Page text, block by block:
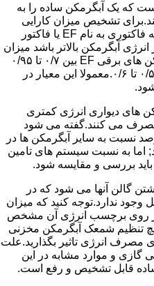
که یک آبگرمکن ساده را به
تشخیص میزان کارایی
آبگرمکن هنگام خرید آبگرمکن باید به فاکتوری به نام EF یا فاکتور
آبگرمکن بالاتر باشد میزان
کارایی آبگرمکن بیشتر است.آبگرمکن های برقی EF بین ۰/۷ تا ۰/۹۵
دارند و آبگرمکن های گازی EF بین ۰/۵ تا ۰/۶.معمولا این معیار در
های دیواری انرژی کمتری
می کنند.گفته می شود
های دیواری بین 8 تا 50 درصد نسبت به سایر آبگرمکن ها در
به نسبت سیستم های تامین
بررسی و مقایسه شود.
گالن آنها می شود که در
ندارد.توجه کنید که میزان
روی برچسب انرژی آن مشخص
تنظیم شمعک آبگرمکن مخزنی
مصرف انرژی تاثیر بگذارید.علت
و موارد مشابه در این
ساده قابل تشخیص و رفع است.